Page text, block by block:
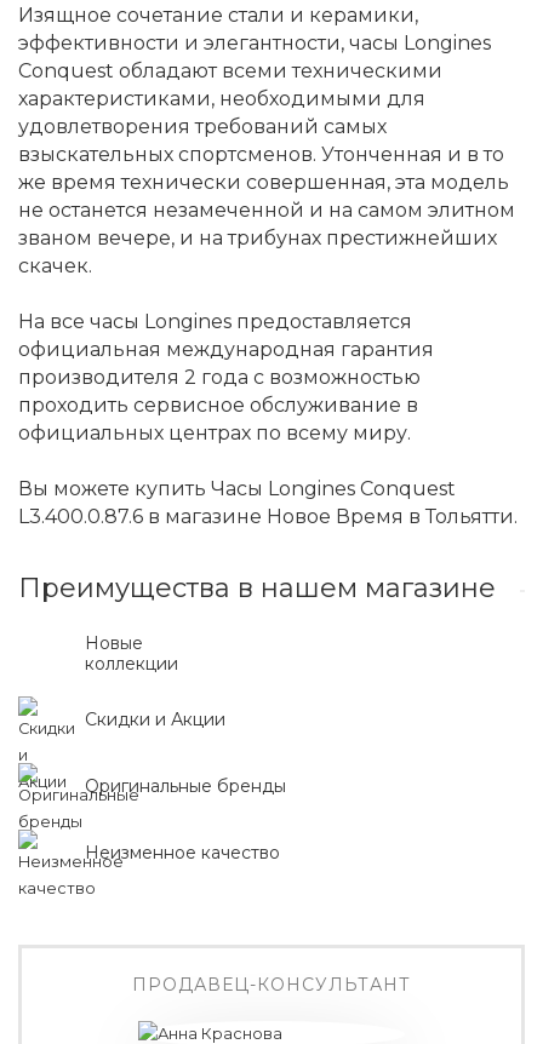
Изящное сочетание стали и керамики,
эффективности и элегантности, часы Longines
Conquest обладают всеми техническими
характеристиками, необходимыми для
удовлетворения требований самых
взыскательных спортсменов. Утонченная и в то
же время технически совершенная, эта модель
не останется незамеченной и на самом элитном
званом вечере, и на трибунах престижнейших
скачек.
На все часы Longines предоставляется
официальная международная гарантия
производителя 2 года с возможностью
проходить сервисное обслуживание в
официальных центрах по всему миру.
Вы можете купить Часы Longines Conquest
L3.400.0.87.6 в магазине Новое Время в Тольятти.
Преимущества в нашем магазине
Новые
коллекции
Скидки и Акции
Оригинальные бренды
Неизменное качество
ПРОДАВЕЦ-КОНСУЛЬТАНТ